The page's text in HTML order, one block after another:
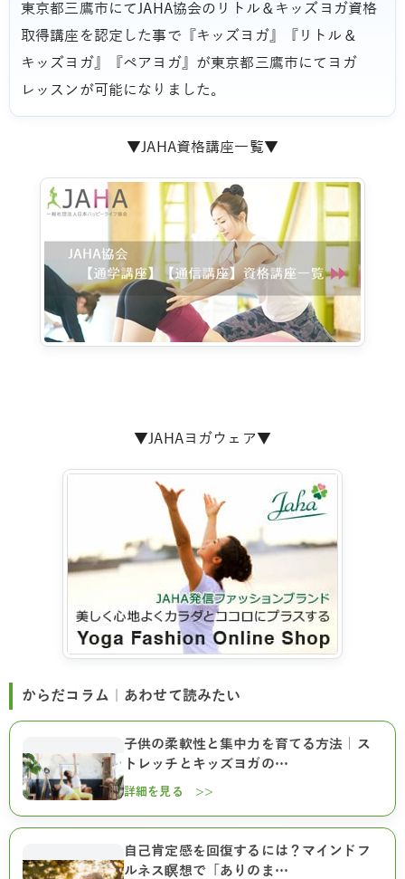
東京都三鷹市にてJAHA協会のリトル＆キッズヨガ資格
取得講座を認定した事で『キッズヨガ』『リトル＆
キッズヨガ』『ペアヨガ』が東京都三鷹市にてヨガ
レッスンが可能になりました。
▼JAHA資格講座一覧▼
▼JAHAヨガウェア▼
からだコラム｜あわせて読みたい
子供の柔軟性と集中力を育てる方法｜ス
トレッチとキッズヨガの…
詳細を見る >>
自己肯定感を回復するには？マインドフ
ルネス瞑想で「ありのま…